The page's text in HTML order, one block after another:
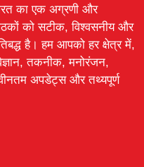
का एक अग्रणी और
को सटीक, विश्वसनीय और
है। हम आपको हर क्षेत्र में,
तकनीक, मनोरंजन,
अपडेट्स और तथ्यपूर्ण